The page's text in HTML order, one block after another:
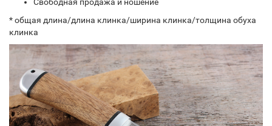
Свободная продажа и ношение
* общая длина/длина клинка/ширина клинка/толщина обуха
клинка